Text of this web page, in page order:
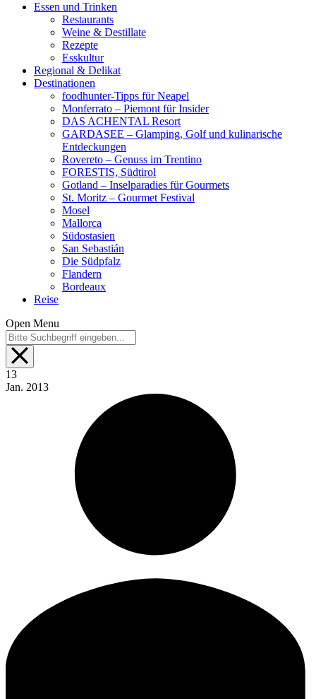
Essen und Trinken
Restaurants
Weine & Destillate
Rezepte
Esskultur
Regional & Delikat
Destinationen
foodhunter-Tipps für Neapel
Monferrato – Piemont für Insider
DAS ACHENTAL Resort
GARDASEE – Glamping, Golf und kulinarische
Entdeckungen
Rovereto – Genuss im Trentino
FORESTIS, Südtirol
Gotland – Inselparadies für Gourmets
St. Moritz – Gourmet Festival
Mosel
Mallorca
Südostasien
San Sebastián
Die Südpfalz
Flandern
Bordeaux
Reise
Open Menu
13
Jan. 2013